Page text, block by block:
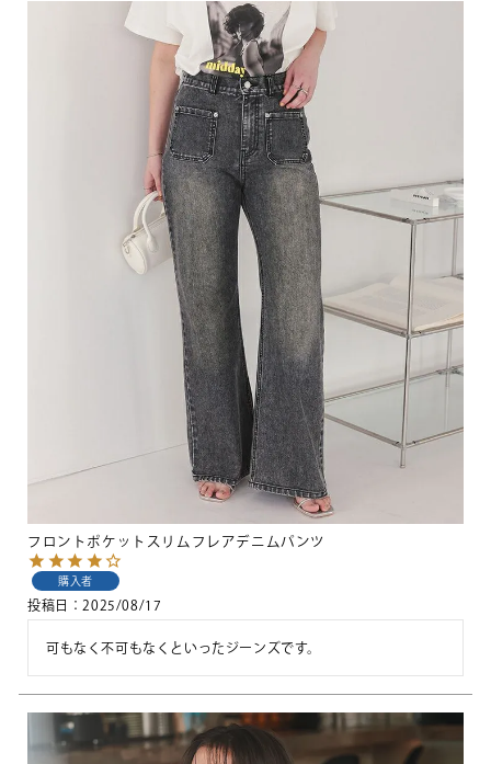
フロントポケットスリムフレアデニムパンツ
購入者
投稿日 2025/08/17
可もなく不可もなくといったジーンズです。